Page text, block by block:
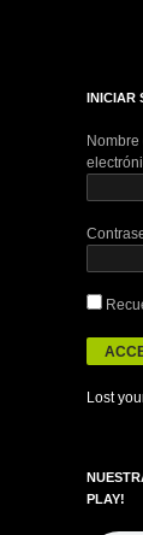
INICIAR
Lost
PLAY!